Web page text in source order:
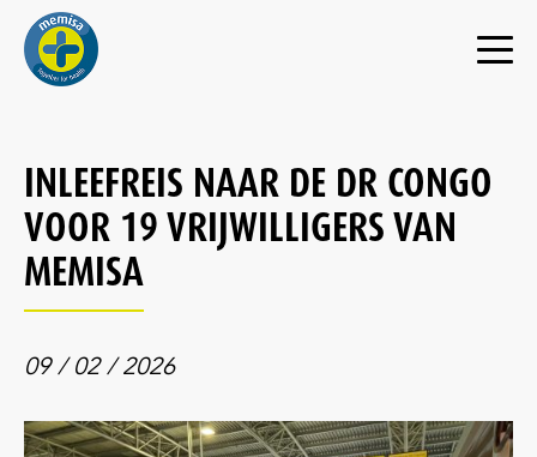
INLEEFREIS NAAR DE DR CONGO
VOOR 19 VRIJWILLIGERS VAN
MEMISA
09 / 02 / 2026